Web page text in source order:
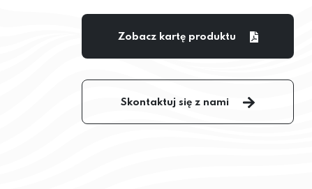
Zobacz kartę produktu
Skontaktuj się z nami